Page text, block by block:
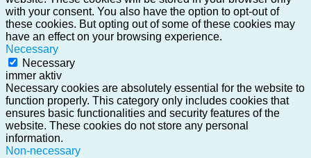
with your consent. You also have the option to opt-out of
these cookies. But opting out of some of these cookies may
have an effect on your browsing experience.
Necessary
Necessary
immer aktiv
Necessary cookies are absolutely essential for the website to
function properly. This category only includes cookies that
ensures basic functionalities and security features of the
website. These cookies do not store any personal
information.
Non-necessary